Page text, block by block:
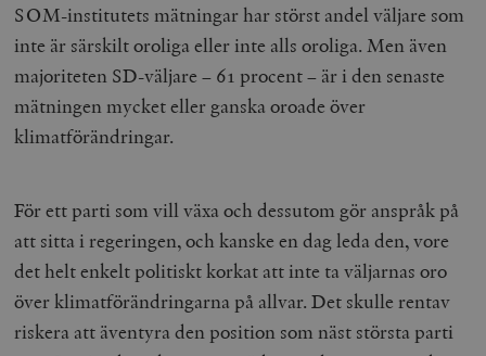
SOM-institutets mätningar har störst andel väljare som
inte är särskilt oroliga eller inte alls oroliga. Men även
majoriteten SD-väljare – 61 procent – är i den senaste
mätningen mycket eller ganska oroade över
klimatförändringar.
För ett parti som vill växa och dessutom gör anspråk på
att sitta i regeringen, och kanske en dag leda den, vore
det helt enkelt politiskt korkat att inte ta väljarnas oro
över klimatförändringarna på allvar. Det skulle rentav
riskera att äventyra den position som näst största parti